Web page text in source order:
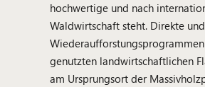
hochwertige und nach
Waldwirtschaft steht. Direkte
genutzten landwirtschaftlichen
am Ursprungsort der